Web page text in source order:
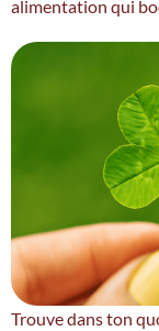
alimentation qui
Trouve dans ton